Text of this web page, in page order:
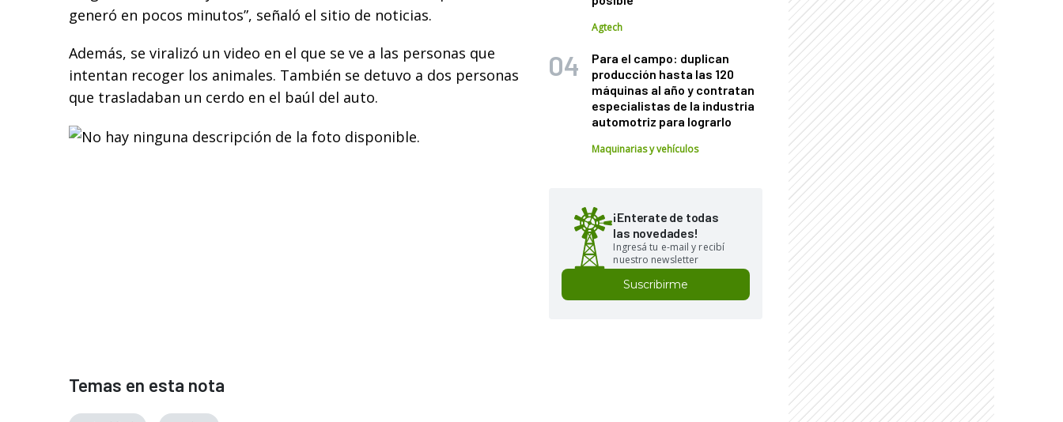
generó en pocos minutos”, señaló el sitio de noticias.
Además, se viralizó un video en el que se ve a las personas que
intentan recoger los animales. También se detuvo a dos personas
que trasladaban un cerdo en el baúl del auto.
Agtech
Para el campo: duplican
producción hasta las 120
máquinas al año y contratan
especialistas de la industria
automotriz para lograrlo
Maquinarias y vehículos
¡Enterate de todas
las novedades!
Ingresá tu e-mail y recibí
nuestro newsletter
Suscribirme
Temas en esta nota